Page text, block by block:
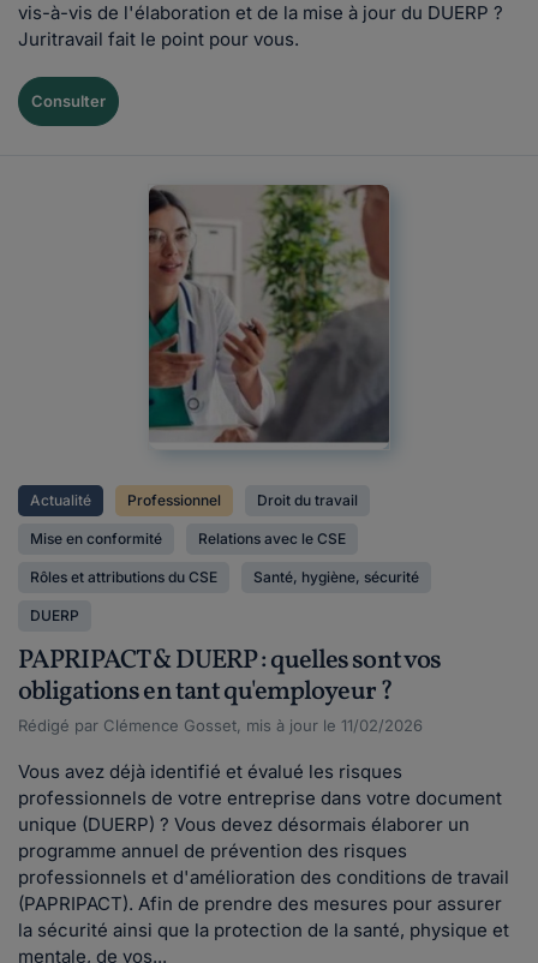
vis-à-vis de l'élaboration et de la mise à jour du DUERP ?
Juritravail fait le point pour vous.
Consulter
Actualité Professionnel Droit du travail
Mise en conformité Relations avec le CSE
Rôles et attributions du CSE Santé, hygiène, sécurité
DUERP
PAPRIPACT & DUERP : quelles sont vos
obligations en tant qu'employeur ?
Rédigé par Clémence Gosset, mis à jour le 11/02/2026
Vous avez déjà identifié et évalué les risques
professionnels de votre entreprise dans votre document
unique (DUERP) ? Vous devez désormais élaborer un
programme annuel de prévention des risques
professionnels et d'amélioration des conditions de travail
(PAPRIPACT). Afin de prendre des mesures pour assurer
la sécurité ainsi que la protection de la santé, physique et
mentale, de vos...